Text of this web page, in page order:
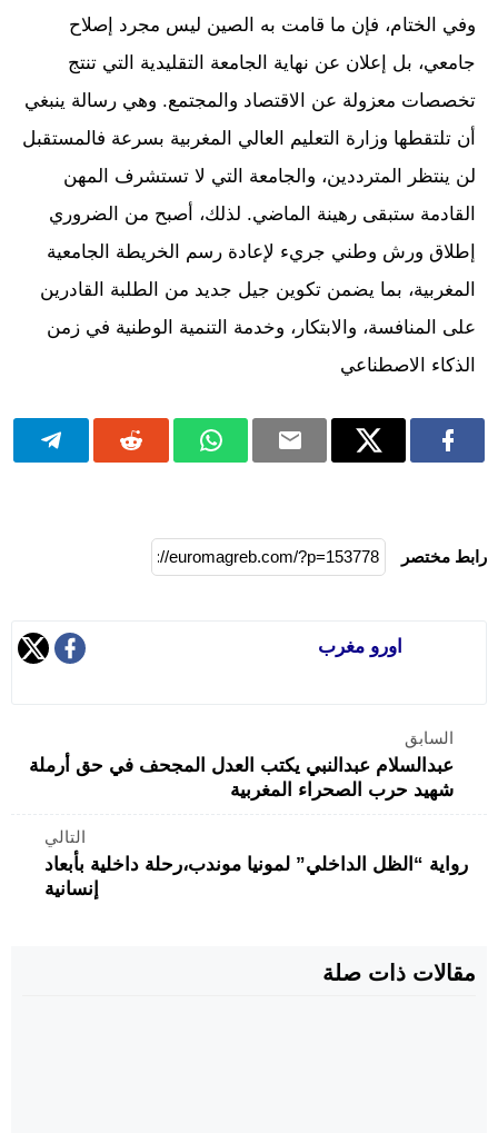
وفي الختام، فإن ما قامت به الصين ليس مجرد إصلاح
جامعي، بل إعلان عن نهاية الجامعة التقليدية التي تنتج
تخصصات معزولة عن الاقتصاد والمجتمع. وهي رسالة ينبغي
أن تلتقطها وزارة التعليم العالي المغربية بسرعة فالمستقبل
لن ينتظر المترددين، والجامعة التي لا تستشرف المهن
القادمة ستبقى رهينة الماضي. لذلك، أصبح من الضروري
إطلاق ورش وطني جريء لإعادة رسم الخريطة الجامعية
المغربية، بما يضمن تكوين جيل جديد من الطلبة القادرين
على المنافسة، والابتكار، وخدمة التنمية الوطنية في زمن
الذكاء الاصطناعي
رابط مختصر
اورو مغرب
السابق
عبدالسلام عبدالنبي يكتب العدل المجحف في حق أرملة
شهيد حرب الصحراء المغربية
التالي
رواية “الظل الداخلي” لمونيا موندب،رحلة داخلية بأبعاد
إنسانية
مقالات ذات صلة